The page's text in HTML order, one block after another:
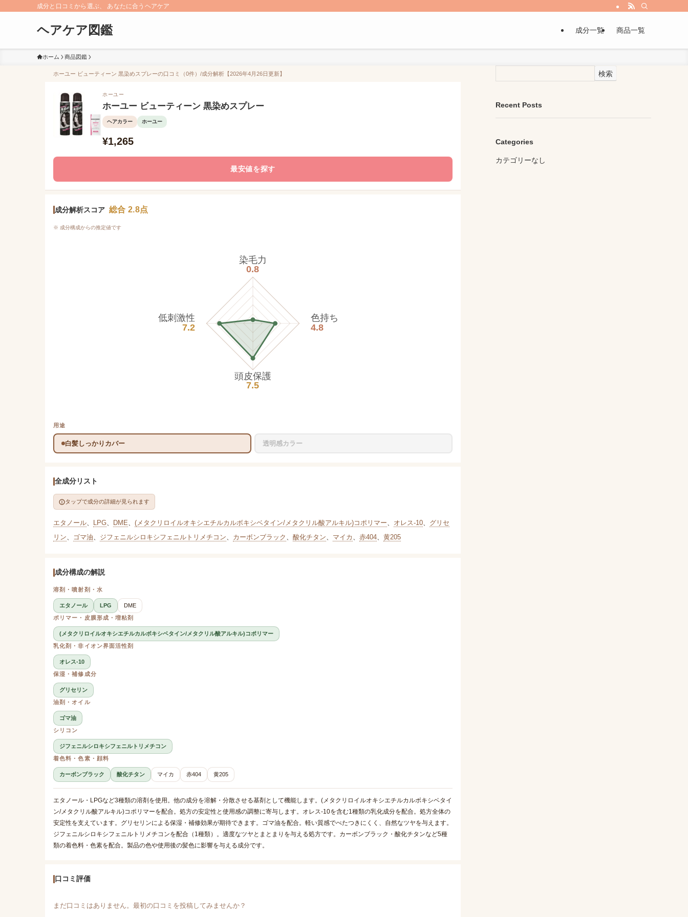
成分と口コミから選ぶ、 あなたに合うヘアケア
ヘアケア図鑑 成分一覧 商品一覧
ホーム 商品図鑑
ホーユー ビューティーン 黒染めスプレーの口コミ（0件）/成分解析【2026年4月26日更新】
ホーユー
ホーユー ビューティーン 黒染めスプレー
ヘアカラー ホーユー
¥1,265
最安値を探す
成分解析スコア 総合 2.8点
※ 成分構成からの推定値です
染毛力
0.8
色持ち
4.8
頭皮保護
7.5
低刺激性
7.2
用途
白髪しっかりカバー 透明感カラー
全成分リスト
タップで成分の詳細が見られます
エタノール、 LPG、 DME、 (メタクリロイルオキシエチルカルボキシベタイン/メタクリル酸アルキル)コポリマー、 オレス-10、 グリセ
リン、 ゴマ油、 ジフェニルシロキシフェニルトリメチコン、 カーボンブラック 、 酸化チタン、 マイカ 、 赤404、 黄205
成分構成の解説
溶剤・噴射剤・水
エタノール LPG
DME
ポリマー・皮膜形成・増粘剤
(メタクリロイルオキシエチルカルボキシベタイン/メタクリル酸アルキル)コポリマー
乳化剤・非イオン界面活性剤
オレス-10
保湿・補修成分
グリセリン
油剤・オイル
ゴマ油
シリコン
ジフェニルシロキシフェニルトリメチコン
着色料・色素・顔料
カーボンブラック 酸化チタン マイカ 赤404 黄205
エタノール・LPGなど3種類の溶剤を使用。他の成分を溶解・分散させる基剤として機能します。(メタクリロイルオキシエチルカルボキシベタイ
ン/メタクリル酸アルキル)コポリマーを配合。処方の安定性と使用感の調整に寄与します。オレス-10を含む1種類の乳化成分を配合。処方全体の
安定性を支えています。グリセリンによる保湿・補修効果が期待できます。ゴマ油を配合。軽い質感でべたつきにくく、自然なツヤを与えます。
ジフェニルシロキシフェニルトリメチコンを配合（1種類）。適度なツヤとまとまりを与える処方です。カーボンブラック・酸化チタンなど5種
類の着色料・色素を配合。製品の色や使用後の髪色に影響を与える成分です。
口コミ評価
まだ口コミはありません。最初の口コミを投稿してみませんか？
検索
Recent Posts
Categories
カテゴリーなし